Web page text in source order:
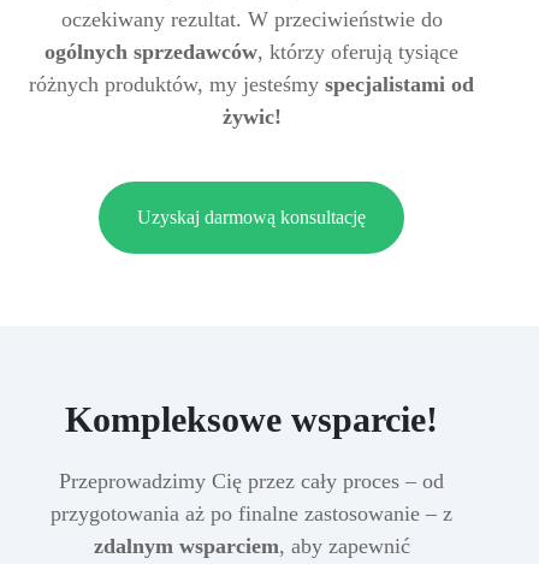
oczekiwany rezultat. W przeciwieństwie do
ogólnych sprzedawców, którzy oferują tysiące
różnych produktów, my jesteśmy specjalistami od
żywic!
Uzyskaj darmową konsultację
Kompleksowe wsparcie!
Przeprowadzimy Cię przez cały proces – od
przygotowania aż po finalne zastosowanie – z
zdalnym wsparciem, aby zapewnić